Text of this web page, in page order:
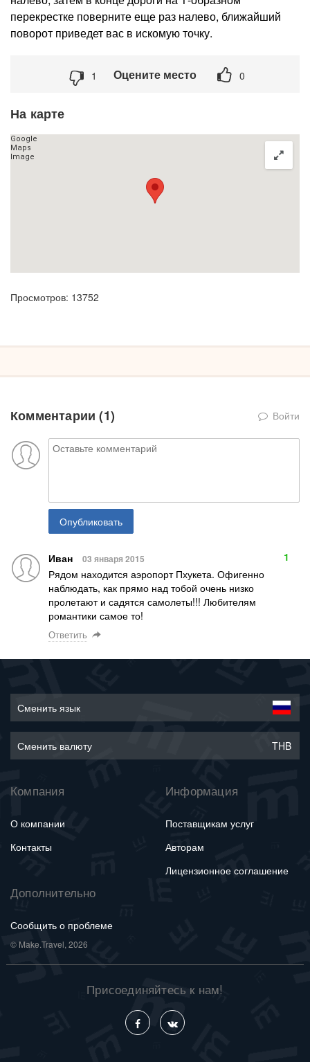
перекрестке поверните еще раз налево, ближайший
поворот приведет вас в искомую точку.
1 Оцените место 0
На карте
Просмотров: 13752
Комментарии (1) Войти
Опубликовать
Иван 03 января 2015
Рядом находится аэропорт Пхукета. Офигенно
наблюдать, как прямо над тобой очень низко
пролетают и садятся самолеты!!! Любителям
романтики самое то!
1
Ответить
Сменить язык
Сменить валюту THB
Компания
О компании
Контакты
Информация
Поставщикам услуг
Авторам
Лицензионное соглашение
Дополнительно
Сообщить о проблеме
© Make.Travel, 2026
Присоединяйтесь к нам!